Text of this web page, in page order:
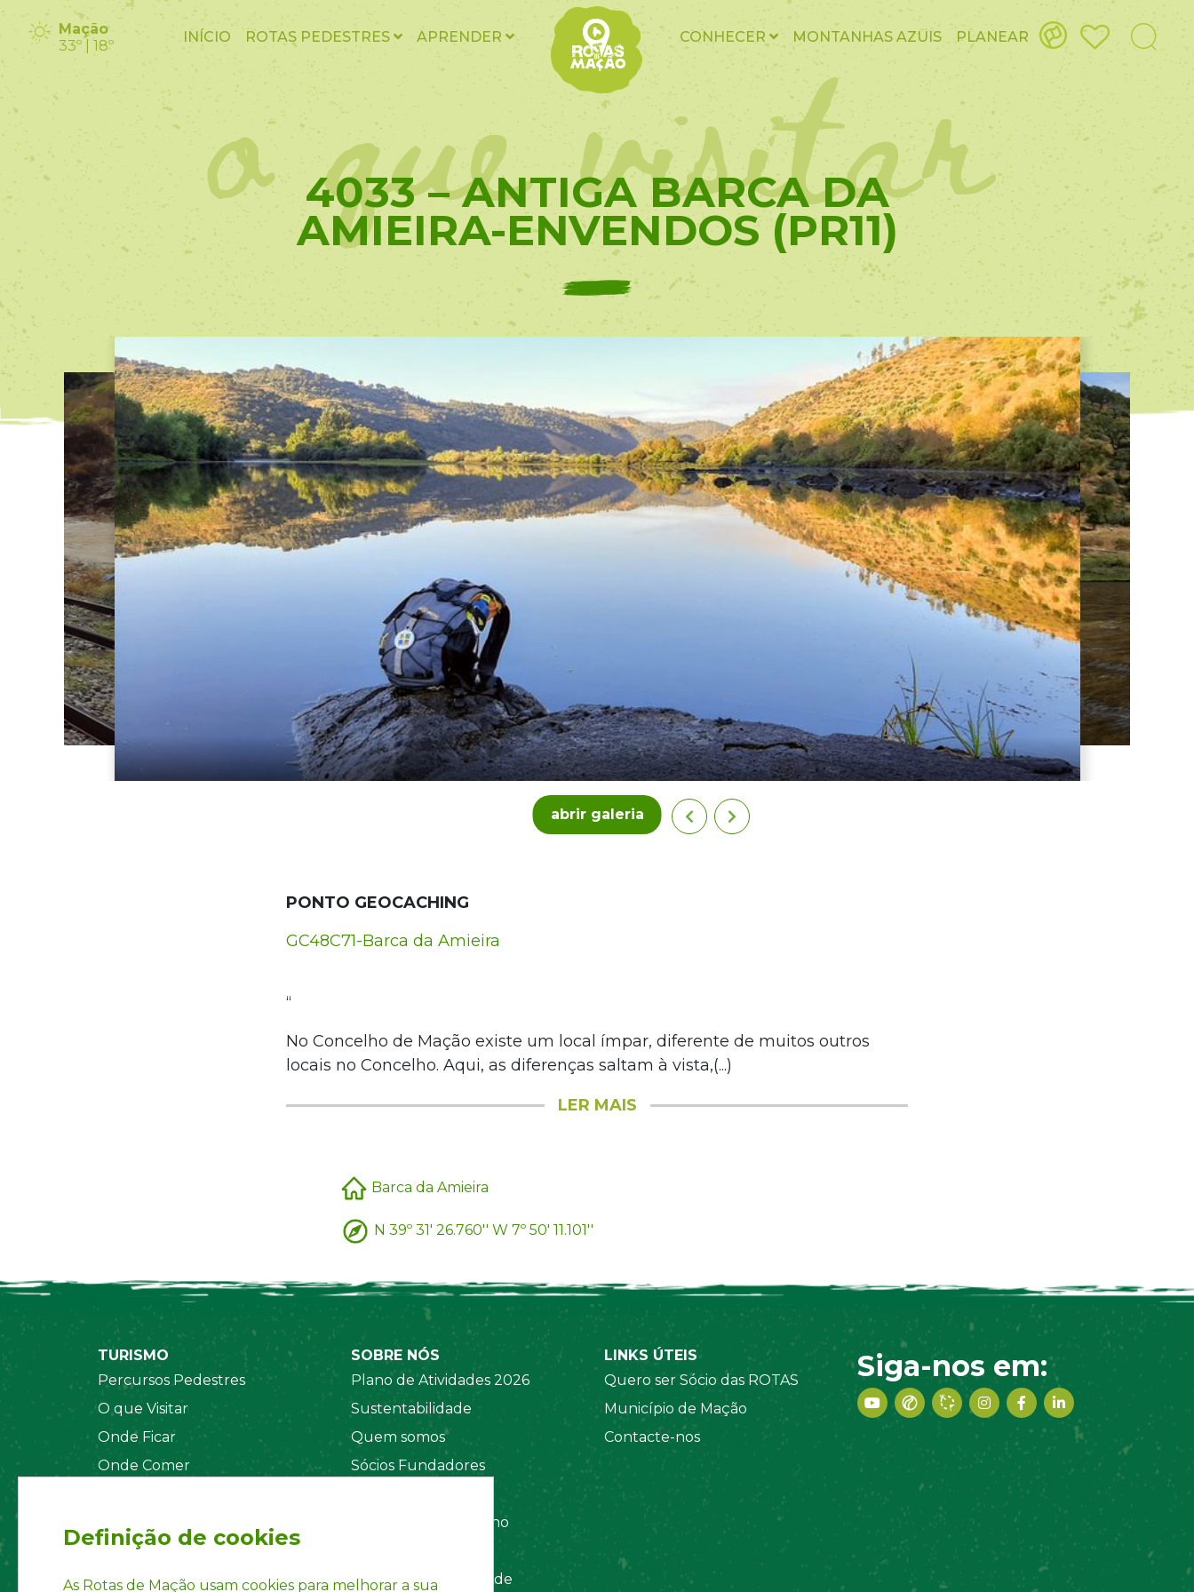
Mação
33º | 18º
INÍCIO ROTAS PEDESTRES APRENDER CONHECER MONTANHAS AZUIS PLANEAR
o que visitar
4033 – ANTIGA BARCA DA
AMIEIRA-ENVENDOS (PR11)
abrir galeria
PONTO GEOCACHING
GC48C71-Barca da Amieira
“
No Concelho de Mação existe um local ímpar, diferente de muitos outros
locais no Concelho. Aqui, as diferenças saltam à vista,(...)
LER MAIS
Barca da Amieira
N 39º 31' 26.760'' W 7º 50' 11.101''
TURISMO
Percursos Pedestres
O que Visitar
Onde Ficar
Onde Comer
SOBRE NÓS
Plano de Atividades 2026
Sustentabilidade
Quem somos
Sócios Fundadores
Regulamento Interno
Política de Privacidade
LINKS ÚTEIS
Quero ser Sócio das ROTAS
Município de Mação
Contacte-nos
Siga-nos em:
Definição de cookies
As Rotas de Mação usam cookies para melhorar a sua